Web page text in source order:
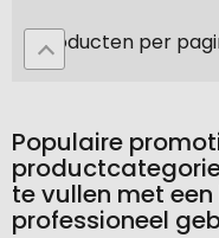
Producten per
Populaire
te vullen met
professioneel